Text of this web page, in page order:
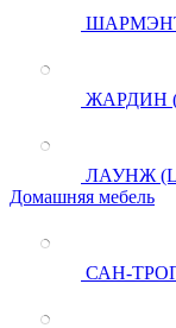
ШАРМЭНТ
ЖАРДИН
ЛАУНЖ
Домашняя мебель
САН-